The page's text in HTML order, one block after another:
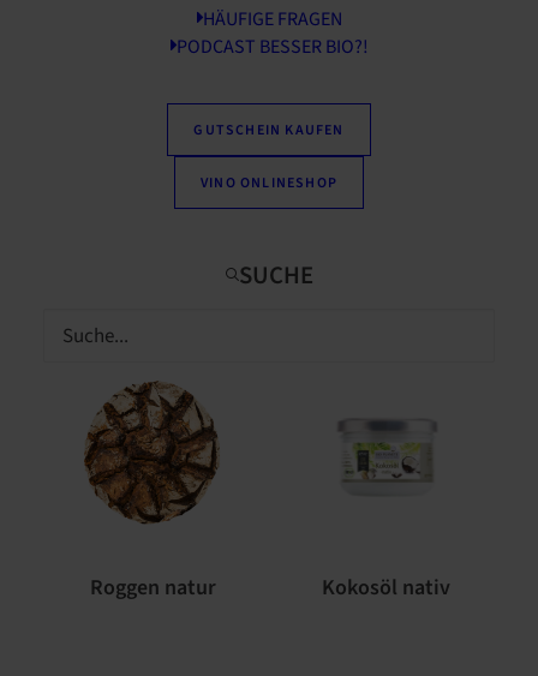
HÄUFIGE FRAGEN
PODCAST BESSER BIO?!
GUTSCHEIN KAUFEN
VINO ONLINESHOP
Roggen natur Kokosöl nativ